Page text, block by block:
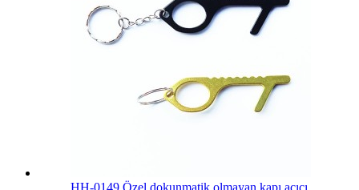
HH-0149 Özel dokunmatik olmayan kapı açıcı